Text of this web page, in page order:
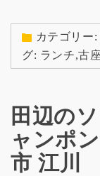
カテゴリー:
グ: ランチ,古
田辺の
ャンポ
市 江川